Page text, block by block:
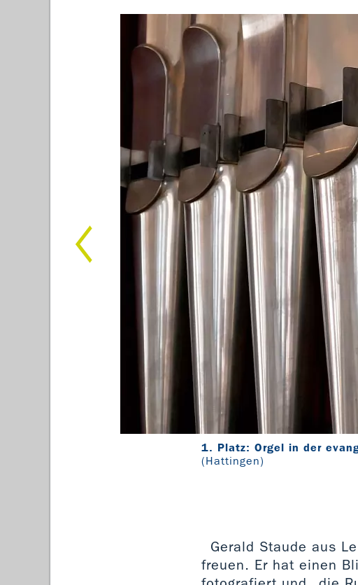
1. Platz: Orgel in der
(Hattingen)
Gerald Staude aus
freuen. Er hat einen